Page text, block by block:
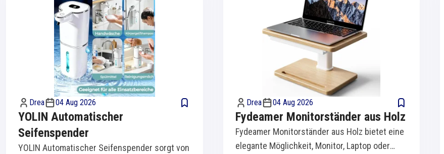
Drea 04 Aug 2026
YOLIN Automatischer
Seifenspender
YOLIN Automatischer Seifenspender sorgt von
Drea 04 Aug 2026
Fydeamer Monitorständer aus Holz
Fydeamer Monitorständer aus Holz bietet eine
elegante Möglichkeit, Monitor, Laptop oder